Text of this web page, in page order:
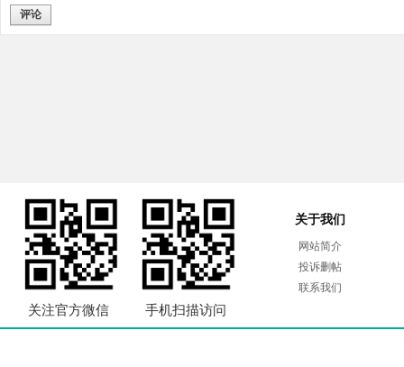
评论
关注官方微信 手机扫描访问
关于我们
网站简介
投诉删帖
联系我们